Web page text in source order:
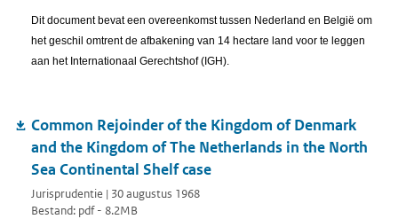
Dit document bevat een overeenkomst tussen Nederland en België om
het geschil omtrent de afbakening van 14 hectare land voor te leggen
aan het Internationaal Gerechtshof (IGH).
Common Rejoinder of the Kingdom of Denmark
and the Kingdom of The Netherlands in the North
Sea Continental Shelf case
Jurisprudentie | 30 augustus 1968
Bestand: pdf - 8.2MB